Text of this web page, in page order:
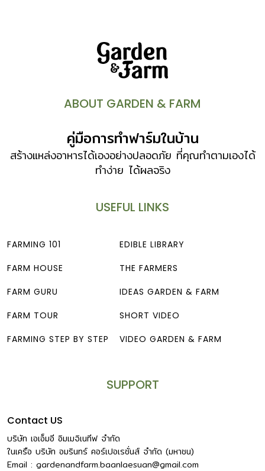
อาทิตย์ได้มากถึง 97% ในเฉดสีเข้ม นอกจากนี้ด้วยความ
“กลวง” ที่เปรียบเสมือนสารกันร้อนคล้ายฟองกาแฟ จึงช่วยใน
การป้องกันความร้อนจากแสงอาทิตย์ก่อนถึงตัวบ้าน และความ
ที่สำคัญสุดๆก็คือ ยังช่วยประหยัดไฟได้ถึง 41,714.37 บาท ต่อ
จริง พร้อมการรับรองจากหน่วยงานรัฐบาล พร้อมได้รับ
มาตรฐาน มอก. 2514 มอก.ลดความร้อนรายแรก อีกทั้งยังเป็น
สีรายแรกและรายเดียวที่ได้รับรางวัลนวัตกรรมแห่งชาติอีกด้วย
ABOUT GARDEN & FARM
คู่มือการทำฟาร์มในบ้าน
สร้างแหล่งอาหารได้เองอย่างปลอดภัย ที่คุณทำตามเองได้
ทำง่าย ได้ผลจริง
USEFUL LINKS
FARMING 101
FARM HOUSE
FARM GURU
FARM TOUR
FARMING STEP BY STEP
EDIBLE LIBRARY
THE FARMERS
IDEAS GARDEN & FARM
SHORT VIDEO
VIDEO GARDEN & FARM
SUPPORT
Contact US
บริษัท เอเอ็มอี อิมเมจิเนทีฟ จำกัด
ในเครือ บริษัท อมรินทร์ คอร์เปอเรชั่นส์ จำกัด (มหาชน)
Email : gardenandfarm.baanlaesuan@gmail.com